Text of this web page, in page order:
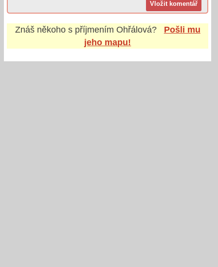
Znáš někoho s příjmením Ohřálová?
Pošli mu
jeho mapu!